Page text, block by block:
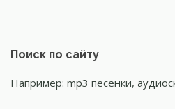
Поиск по сайту
Например: mp3 песенки,